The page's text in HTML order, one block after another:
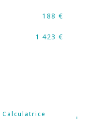
188 €
1 423 €
Calculatrice